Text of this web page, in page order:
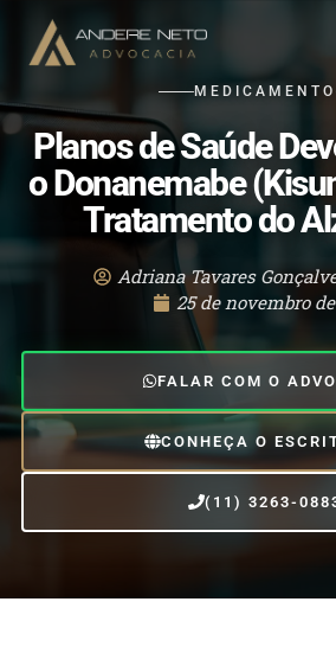
MEDICAMENTO
Planos de Saúde
o Donanemabe
Tratamento do
Adriana Tavares
25 de novembro
FALAR COM O
CONHEÇA O
(11) 3263-